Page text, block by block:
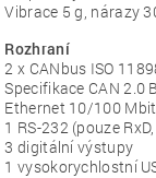
Vibrace 5 g, nárazy
Rozhraní
2 x CANbus ISO
Specifikace CAN 2.0 B
Ethernet 10/100 Mbit
1 RS-232 (pouze
3 digitální výstupy
1 vysokorychlostní